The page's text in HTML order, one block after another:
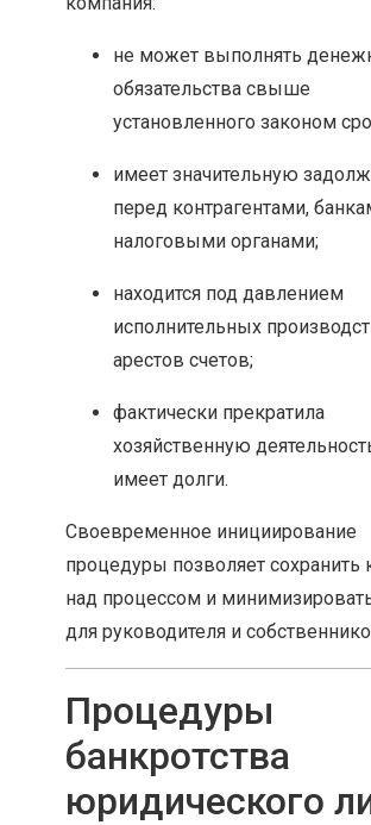
не может выполнять
обязательства свыше
установленного законом
имеет значительную
перед контрагентами,
налоговыми органами;
находится под давлением
исполнительных
арестов счетов;
фактически прекратила
хозяйственную
имеет долги.
Своевременное инициирование
процедуры позволяет сохранить
над процессом и
для руководителя и
Процедуры
банкротства
юридического